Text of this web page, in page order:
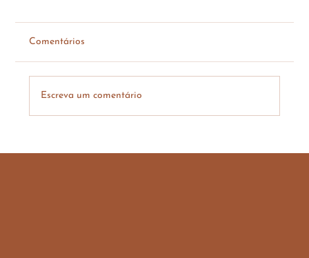
Comentários
Escreva um comentário